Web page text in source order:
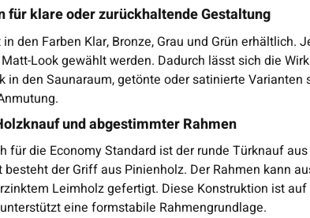
für klare oder zurückhaltende Gestaltung
den Farben Klar, Bronze, Grau und Grün erhältlich.
Look gewählt werden. Dadurch lässt sich die
in den Saunaraum, getönte oder satinierte
und abgestimmter Rahmen
für die Economy Standard ist der runde Türknauf
besteht der Griff aus Pinienholz. Der Rahmen kann
Leimholz gefertigt. Diese Konstruktion ist
eine formstabile Rahmengrundlage.